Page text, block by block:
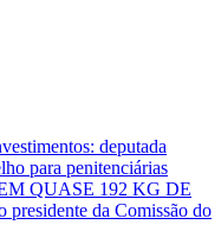
deputada
para penitenciárias
QUASE 192 KG DE
presidente da Comissão do